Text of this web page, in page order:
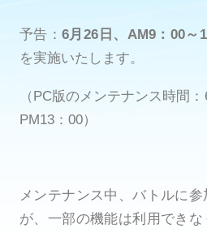
予告： 6月26日、AM9：00～
を実施いたします。
（PC版のメンテナンス時間
PM13：00）
メンテナンス中、バトルに
が、一部の機能は利用でき